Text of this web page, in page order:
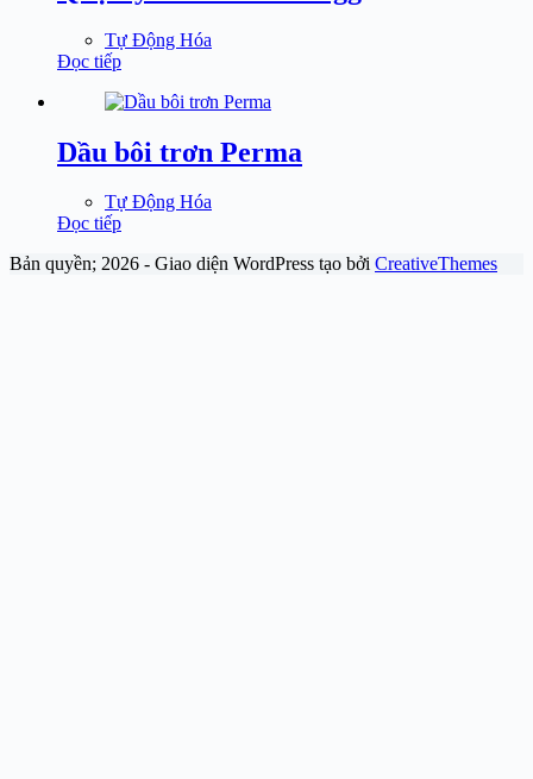
Tự Động Hóa
Đọc tiếp
Dầu bôi trơn Perma
Tự Động Hóa
Đọc tiếp
Bản quyền; 2026 - Giao diện WordPress tạo bởi CreativeThemes